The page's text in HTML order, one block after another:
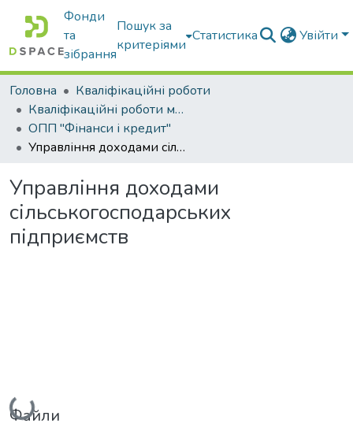
Фонди
та
зібрання
Пошук за
критеріями
Статистика Увійти
Головна
Кваліфікаційні роботи
Кваліфікаційні роботи магістрів
ОПП "Фінанси і кредит"
Управління доходами сільськогосподарських підприємств
Управління доходами
сільськогосподарських
підприємств
Вантажиться...
Файли